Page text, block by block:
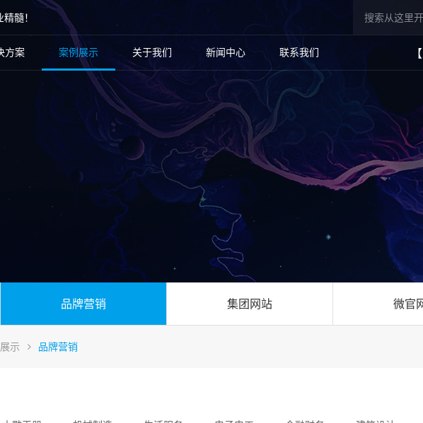
髓！
方案 案例展示 关于我们 新闻中心 联系我们
品牌营销 集团网站 微官
示 品牌营销